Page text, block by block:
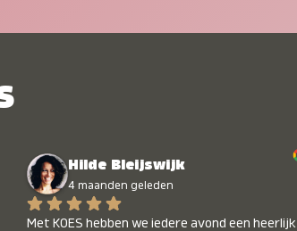
Hilde Bleijswijk
4 maanden geleden
Met KOES hebben we iedere avond een heerlijk